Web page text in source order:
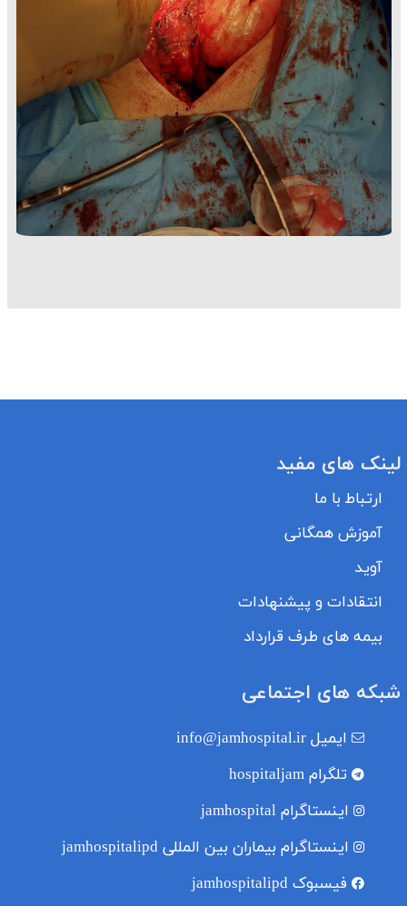
لینک های مفید
ارتباط با ما
آموزش همگانی
آوید
انتقادات و پیشنهادات
بیمه های طرف قرارداد
شبکه های اجتماعی
ایمیل info@jamhospital.ir
تلگرام hospitaljam
اینستاگرام jamhospital
اینستاگرام بیماران بین المللی jamhospitalipd
فیسبوک jamhospitalipd